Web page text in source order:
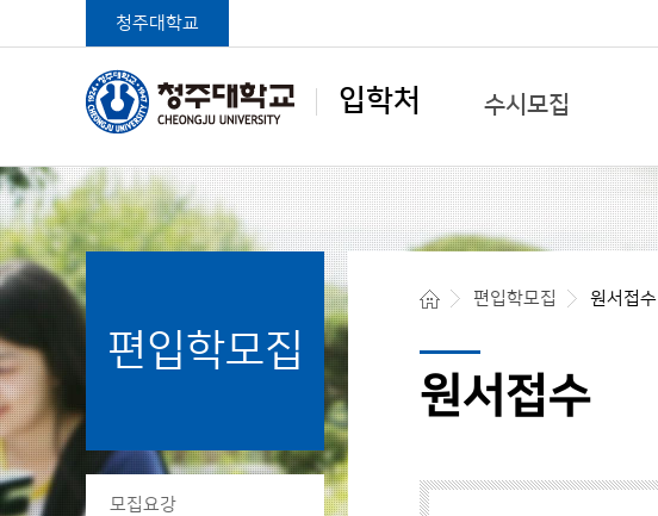
입학처
청주대학교
학생중심 글로벌대학
청주대학교 입학처
수시모집
편입학모집
모집요강
편입학모집 원서접수
원서접수